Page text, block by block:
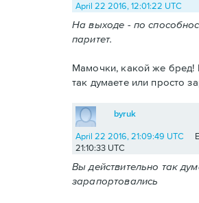
April 22 2016, 12:01:22 UTC
На выходе - по
паритет.
Мамочки, какой же бред!
так думаете или просто
byruk
April 22 2016, 21:09:49 UTC
21:10:33 UTC
Вы действительно так
зарапортовались